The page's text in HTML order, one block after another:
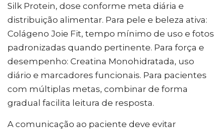
Silk Protein, dose conforme meta diária e
distribuição alimentar. Para pele e beleza ativa:
Colágeno Joie Fit, tempo mínimo de uso e fotos
padronizadas quando pertinente. Para força e
desempenho: Creatina Monohidratada, uso
diário e marcadores funcionais. Para pacientes
com múltiplas metas, combinar de forma
gradual facilita leitura de resposta.
A comunicação ao paciente deve evitar